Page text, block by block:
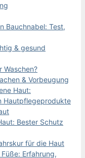
Bauchnabel: Test,
& gesund
Waschen?
& Vorbeugung
Haut:
Hautpflegeprodukte
Bester Schutz
für die Haut
Erfahrung,